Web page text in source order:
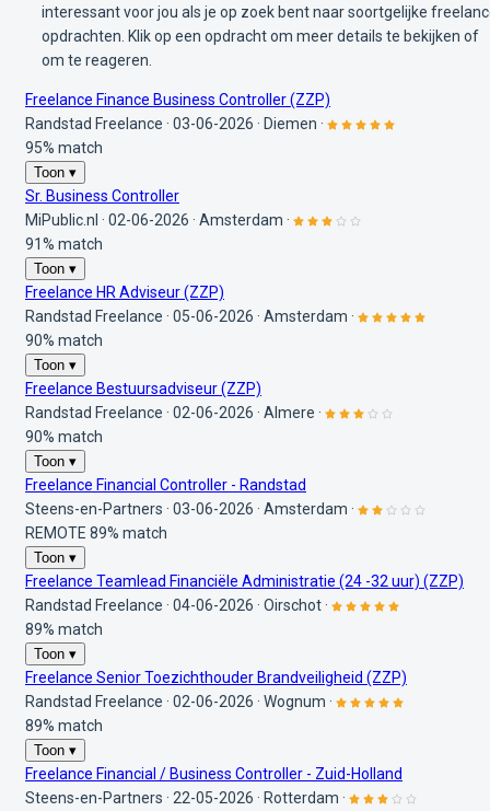
interessant voor jou als je op zoek bent naar soortgelijke
opdrachten. Klik op een opdracht om meer details te bekijken of
om te reageren.
Freelance Finance Business Controller (ZZP)
Randstad Freelance · 03-06-2026 · Diemen ·
95% match
Toon ▾
Sr. Business Controller
MiPublic.nl · 02-06-2026 · Amsterdam ·
91% match
Toon ▾
Freelance HR Adviseur (ZZP)
Randstad Freelance · 05-06-2026 · Amsterdam ·
90% match
Toon ▾
Freelance Bestuursadviseur (ZZP)
Randstad Freelance · 02-06-2026 · Almere ·
90% match
Toon ▾
Freelance Financial Controller - Randstad
Steens-en-Partners · 03-06-2026 · Amsterdam ·
REMOTE 89% match
Toon ▾
Freelance Teamlead Financiële Administratie (24 -32 uur) (ZZP)
Randstad Freelance · 04-06-2026 · Oirschot ·
89% match
Toon ▾
Freelance Senior Toezichthouder Brandveiligheid (ZZP)
Randstad Freelance · 02-06-2026 · Wognum ·
89% match
Toon ▾
Freelance Financial / Business Controller - Zuid-Holland
Steens-en-Partners · 22-05-2026 · Rotterdam ·